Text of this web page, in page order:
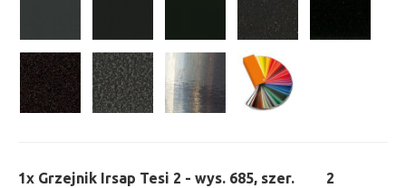
1x Grzejnik Irsap Tesi 2 - wys. 685, szer.
2